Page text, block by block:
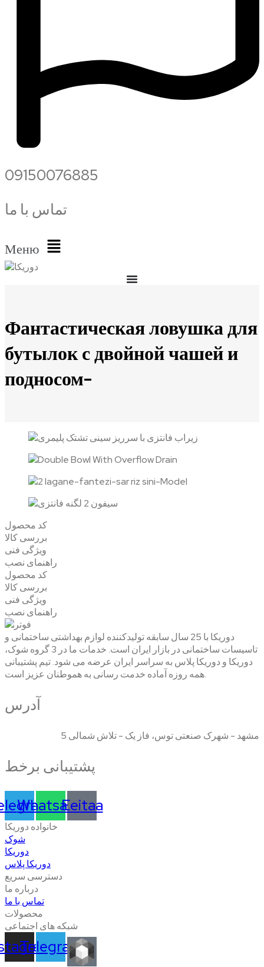
09150076885
تماس با ما
Меню
Фантастическая ловушка для
бутылок с двойной чашей и
подносом-
کد محصول
بررسی کالا
ویژگی فنی
راهنمای نصب
کد محصول
بررسی کالا
ویژگی فنی
راهنمای نصب
دوریکا با 25 سال سابقه تولیدکننده لوازم بهداشتی ساختمانی و
تاسیسات ساختمانی در بازار ایران است. خدمات ما در 3 گروه شوک،
دوریکا و دوریکا پلاس به سراسر ایران عرضه می شود. تیم پشتیبانی
همه روزه آماده خدمت رسانی به هموطنان عزیز است.
آدرس
مشهد - شهرک صنعتی توس، فاز یک - تلاش شمالی 5
پشتیبانی برخط
Whatsapp
Eeitaa
خانواده دوریکا
شوک
دوریکا
دوریکا پلاس
دسترسی سریع
درباره ما
تماس با ما
محصولات
شبکه های اجتماعی
Telegram